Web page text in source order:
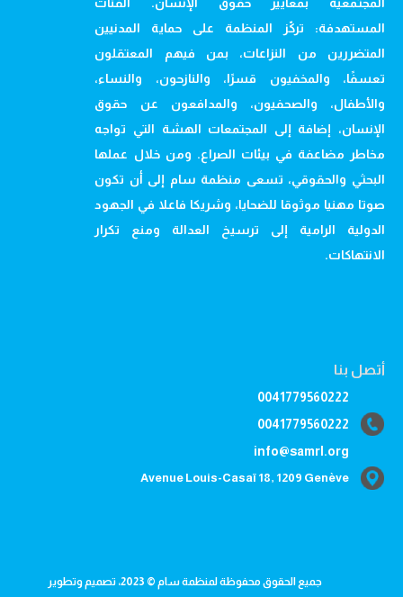
المستهدفة: تركّز المنظمة على حماية المدنيين
المتضررين من النزاعات، بمن فيهم المعتقلون
تعسفًا، والمخفيون قسرًا، والنازحون، والنساء،
والأطفال، والصحفيون، والمدافعون عن حقوق
الإنسان، إضافة إلى المجتمعات الهشة التي تواجه
مخاطر مضاعفة في بيئات الصراع. ومن خلال عملها
البحثي والحقوقي، تسعى منظمة سام إلى أن تكون
صوتا مهنيا موثوقا للضحايا، وشريكا فاعلا في الجهود
الدولية الرامية إلى ترسيخ العدالة ومنع تكرار
الانتهاكات.
أتصل بنا
0041779560222
0041779560222
info@samrl.org
Avenue Louis-Casaï 18, 1209 Genève
جميع الحقوق محفوظة لمنظمة سام © 2023، تصميم وتطوير